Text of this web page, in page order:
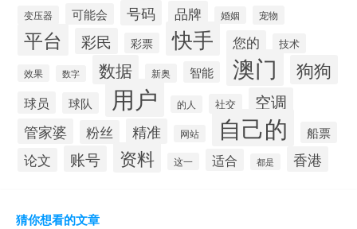
变压器 可能会 号码 品牌 婚姻 宠物
平台 彩民 彩票 快手 您的 技术
效果 数字 数据 新奥 智能 澳门 狗狗
球员 球队 用户 的人 社交 空调
管家婆 粉丝 精准 网站 自己的 船票
论文 账号 资料 这一 适合 都是 香港
猜你想看的文章